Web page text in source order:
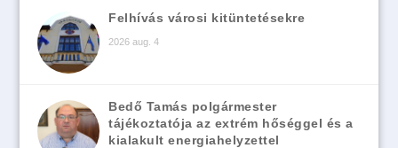
Felhívás városi kitüntetésekre
2026 aug. 4
Bedő Tamás polgármester
tájékoztatója az extrém hőséggel és a
kialakult energiahelyzettel